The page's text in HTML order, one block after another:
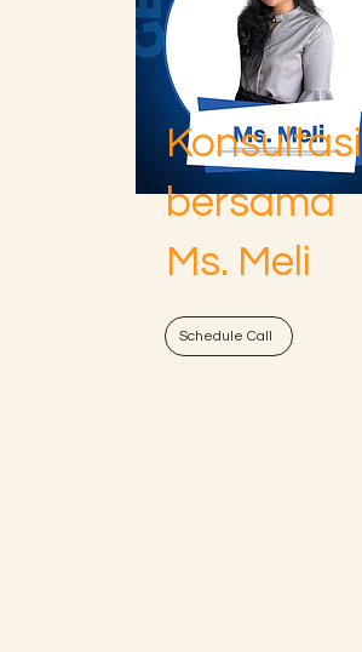
Konsultasi
bersama
Ms. Meli
Schedule Call